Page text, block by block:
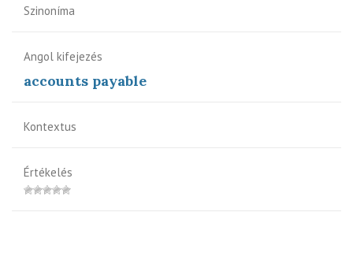
Szinoníma
Angol kifejezés
accounts payable
Kontextus
Értékelés